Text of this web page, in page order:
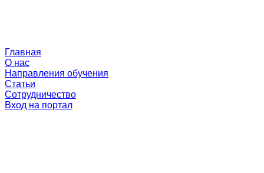
Главная
О нас
Направления обучения
Статьи
Сотрудничество
Вход на портал